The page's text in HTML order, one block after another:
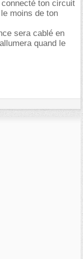
ton circuit
moins de ton
sera cablé en
quand le